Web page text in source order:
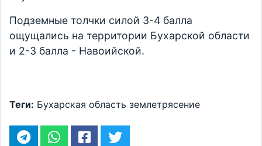
Подземные толчки силой 3-4 балла
ощущались на территории Бухарской области
и 2-3 балла - Навоийской.
Теги: Бухарская область землетрясение